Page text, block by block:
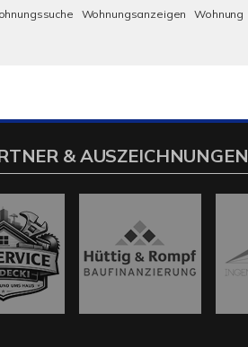
Wohnungsanzeigen Wohnung
& AUSZEICHNUNGEN